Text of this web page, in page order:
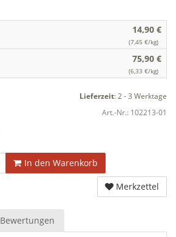
14,90 €
(7,45 €/kg)
75,90 €
(6,33 €/kg)
Lieferzeit: 2 - 3 Werktage
Art.-Nr.: 102213-01
In den Warenkorb
Merkzettel
Bewertungen